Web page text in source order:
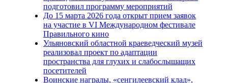
подготовил программу мероприятий
До 15 марта 2026 года открыт прием заявок
на участие в VI Международном фестивале
Правильного кино
Ульяновский областной краеведческий музей
реализовал проект по адаптации
пространства для глухих и слабослышащих
посетителей
Воинские награды, «сенгилеевский клад»,